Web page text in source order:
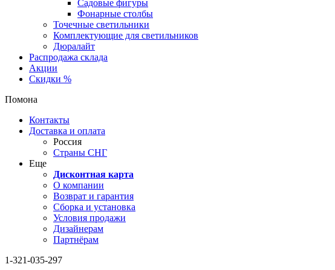
Садовые фигуры
Фонарные столбы
Точечные светильники
Комплектующие для светильников
Дюралайт
Распродажа склада
Акции
Скидки %
Помона
Контакты
Доставка и оплата
Россия
Страны СНГ
Еще
Дисконтная карта
О компании
Возврат и гарантия
Сборка и установка
Условия продажи
Дизайнерам
Партнёрам
1-321-035-297